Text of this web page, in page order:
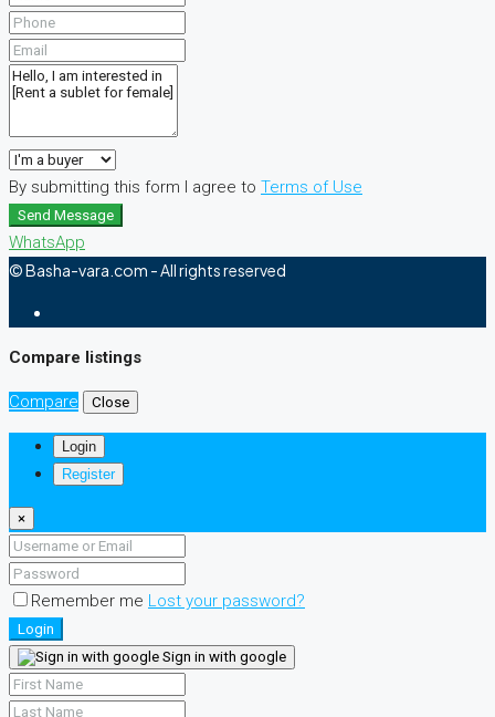
By submitting this form I agree to Terms of Use
Send Message
WhatsApp
© Basha-vara.com - All rights reserved
Compare listings
Compare Close
Login
Register
×
Remember me Lost your password?
Login
Sign in with google